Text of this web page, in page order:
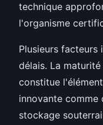
technique
l'organisme
Plusieurs facteurs
délais. La
constitue
innovante comme
stockage